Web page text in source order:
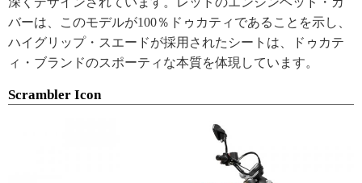
バーは、このモデルが100％ドゥカティであることを示し、
ハイグリップ・スエードが採用されたシートは、ドゥカテ
ィ・ブランドのスポーティな本質を体現しています。
Scrambler Icon